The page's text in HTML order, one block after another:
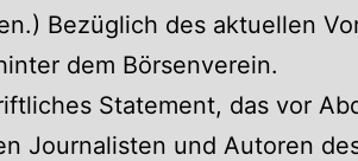
Bezüglich des aktuellen
dem Börsenverein.
Statement, das vor
Journalisten und Autoren